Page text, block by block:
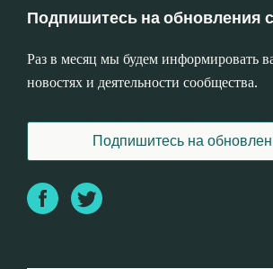
Подпишитесь на обновления
Раз в месяц мы будем информировать
новостях и деятельности сообщества.
Подпишитесь на
FacebookTwitter